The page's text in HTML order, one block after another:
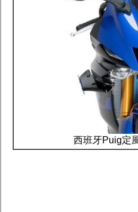
西班牙Puig定